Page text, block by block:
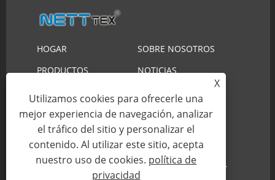
HOGAR
SOBRE NOSOTROS
PRODUCTOS
NOTICIAS
DESCARGAR
ENVIAR CONSULTA
CONTÁCTENOS
Copyright © 2023 Suzhou Nett New Material
Technology Co., Ltd. Reservados todos los derechos.
X
Utilizamos cookies para ofrecerle una
mejor experiencia de navegación, analizar
el tráfico del sitio y personalizar el
contenido. Al utilizar este sitio, acepta
nuestro uso de cookies. política de
privacidad